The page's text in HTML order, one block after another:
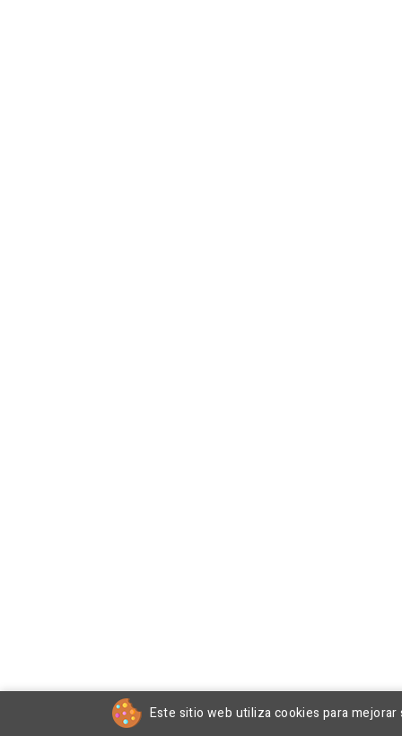
Este sitio web utiliza cookies para